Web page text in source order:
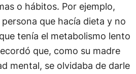
o hábitos. Por ejemplo,
que hacía dieta y no
tenía el metabolismo lento
que, como su madre
mental, se olvidaba de darle